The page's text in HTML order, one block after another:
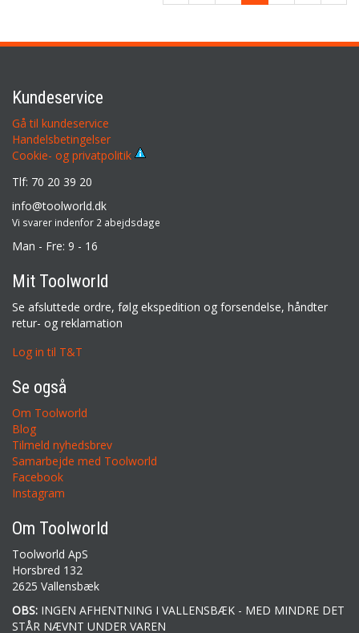
Kundeservice
Gå til kundeservice
Handelsbetingelser
Cookie- og privatpolitik
Tlf: 70 20 39 20
info@toolworld.dk
Vi svarer indenfor 2 abejdsdage
Man - Fre: 9 - 16
Mit Toolworld
Se afsluttede ordre, følg ekspedition og forsendelse, håndter
retur- og reklamation
Log in til T&T
Se også
Om Toolworld
Blog
Tilmeld nyhedsbrev
Samarbejde med Toolworld
Facebook
Instagram
Om Toolworld
Toolworld ApS
Horsbred 132
2625 Vallensbæk
OBS: INGEN AFHENTNING I VALLENSBÆK - MED MINDRE DET
STÅR NÆVNT UNDER VAREN